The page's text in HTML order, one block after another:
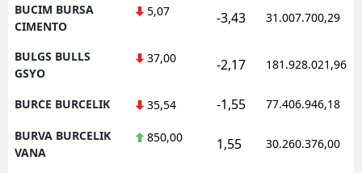
BUCIM BURSA
CIMENTO
5,07 -3,43 31.007.700,29
BULGS BULLS
GSYO
37,00 -2,17 181.928.021,96
BURCE BURCELIK 35,54 -1,55 77.406.946,18
BURVA BURCELIK
VANA
850,00 1,55 30.260.376,00